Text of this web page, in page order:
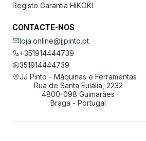
Registo Garantia HIKOKI
CONTACTE-NOS
loja.online@jjpinto.pt
+351914444739
351914444739
JJ Pinto - Máquinas e Ferramentas
Rua de Santa Eulália, 2232
4800-098 Guimarães
Braga - Portugal